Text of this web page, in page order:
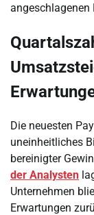
angeschlagenen
Die neuesten
uneinheitliches
bereinigter
der Analysten
Unternehmen
Erwartungen